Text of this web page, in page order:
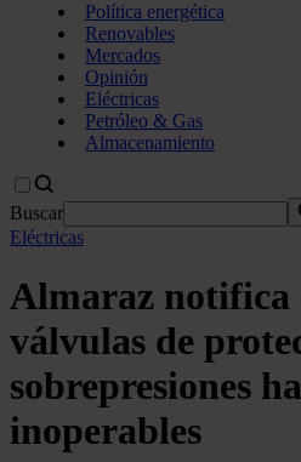
Política energética
Renovables
Mercados
Opinión
Eléctricas
Petróleo & Gas
Almacenamiento
Buscar
Eléctricas
Almaraz notifica
válvulas de
sobrepresiones
inoperables